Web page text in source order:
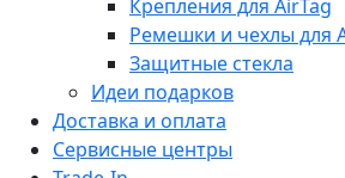
Крепления для AirTag
Ремешки и чехлы для
Защитные стекла
Идеи подарков
Доставка и оплата
Сервисные центры